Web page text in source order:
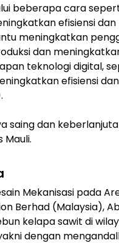
beberapa cara
efisiensi
meningkatkan
dan
teknologi digital,
efisiensi
saing dan
Mauli.
Mekanisasi pada
Berhad (Malaysia),
kelapa sawit di
dengan